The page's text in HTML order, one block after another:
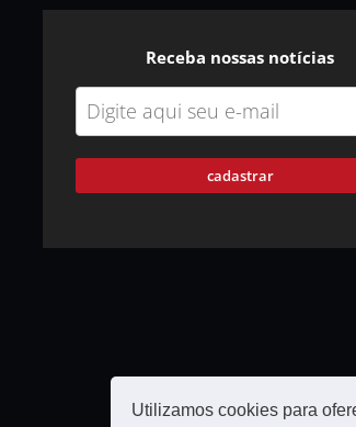
Utilizamos cookies para
Receba nossas notícias
cadastrar